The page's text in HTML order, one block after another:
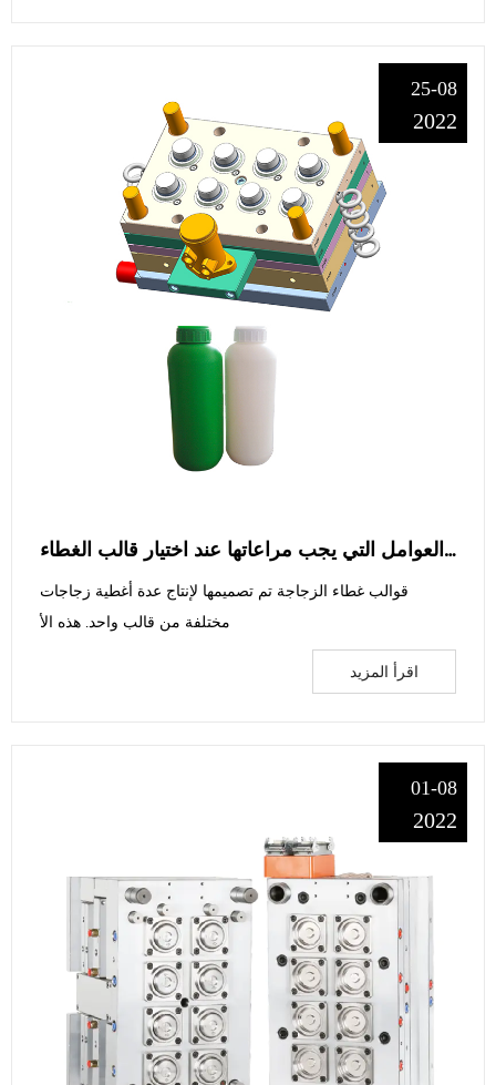
25-08
2022
ما هي العوامل التي يجب مراعاتها عند اختيار قالب الغطاء
قوالب غطاء الزجاجة تم تصميمها لإنتاج عدة أغطية زجاجات
مختلفة من قالب واحد. هذه الأ
اقرأ المزيد
01-08
2022